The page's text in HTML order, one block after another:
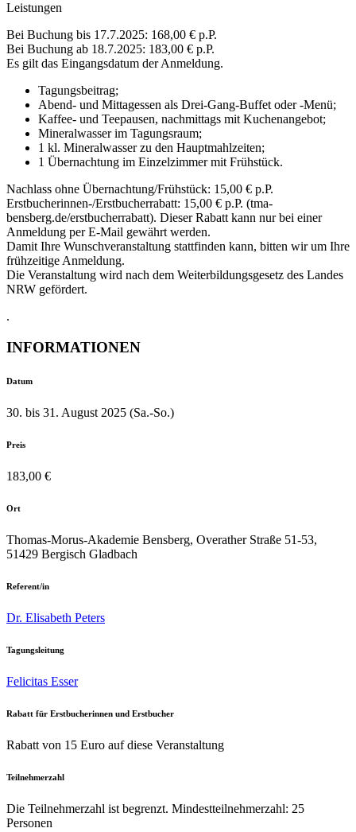
Leistungen
Bei Buchung bis 17.7.2025: 168,00 € p.P.
Bei Buchung ab 18.7.2025: 183,00 € p.P.
Es gilt das Eingangsdatum der Anmeldung.
Tagungsbeitrag;
Abend- und Mittagessen als Drei-Gang-Buffet oder -Menü;
Kaffee- und Teepausen, nachmittags mit Kuchenangebot;
Mineralwasser im Tagungsraum;
1 kl. Mineralwasser zu den Hauptmahlzeiten;
1 Übernachtung im Einzelzimmer mit Frühstück.
Nachlass ohne Übernachtung/Frühstück: 15,00 € p.P.
Erstbucherinnen-/Erstbucherrabatt: 15,00 € p.P. (tma-
bensberg.de/erstbucherrabatt). Dieser Rabatt kann nur bei einer
Anmeldung per E-Mail gewährt werden.
Damit Ihre Wunschveranstaltung stattfinden kann, bitten wir um Ihre
frühzeitige Anmeldung.
Die Veranstaltung wird nach dem Weiterbildungsgesetz des Landes
NRW gefördert.
.
INFORMATIONEN
Datum
30. bis 31. August 2025 (Sa.-So.)
Preis
183,00 €
Ort
Thomas-Morus-Akademie Bensberg, Overather Straße 51-53,
51429 Bergisch Gladbach
Referent/in
Dr. Elisabeth Peters
Tagungsleitung
Felicitas Esser
Rabatt für Erstbucherinnen und Erstbucher
Rabatt von 15 Euro auf diese Veranstaltung
Teilnehmerzahl
Die Teilnehmerzahl ist begrenzt. Mindestteilnehmerzahl: 25
Personen